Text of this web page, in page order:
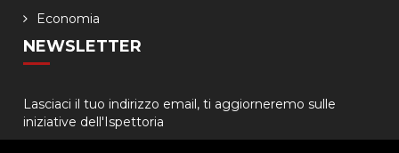
Economia
NEWSLETTER
Lasciaci il tuo indirizzo email, ti aggiorneremo sulle
iniziative dell'Ispettoria